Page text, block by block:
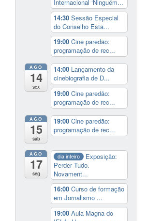
Internacional ‘Ninguém...
14:30Sessão Especial
do Conselho Esta...
19:00Cine paredão:
programação de rec...
AGO
14
sex
14:00 Lançamento da
cinebiografia de D...
19:00Cine paredão:
programação de rec...
AGO
15
sáb
19:00Cine paredão:
programação de rec...
AGO
17
seg
dia inteiro
Exposição:
Perder Tudo.
Novament...
16:00Curso de formação
em Jornalismo ...
19:00Aula Magna do